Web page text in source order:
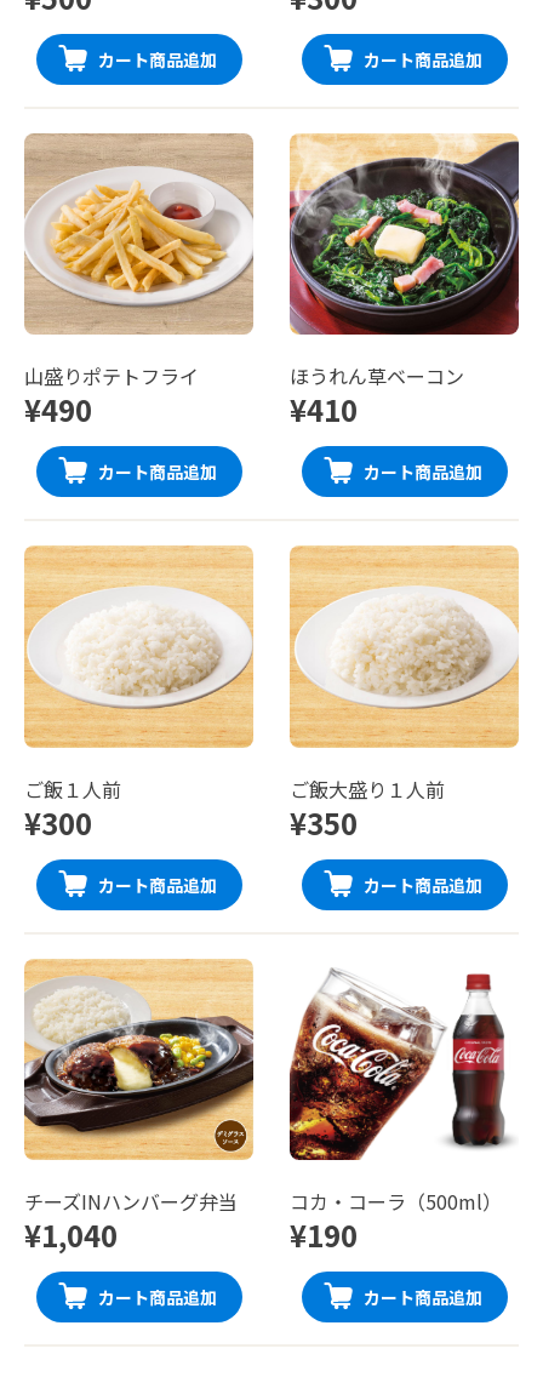
カート商品追加 カート商品追加
山盛りポテトフライ
¥490
カート商品追加
ほうれん草ベーコン
¥410
カート商品追加
ご飯１人前
¥300
カート商品追加
ご飯大盛り１人前
¥350
カート商品追加
チーズINハンバーグ弁当
¥1,040
カート商品追加
コカ・コーラ（500ml）
¥190
カート商品追加